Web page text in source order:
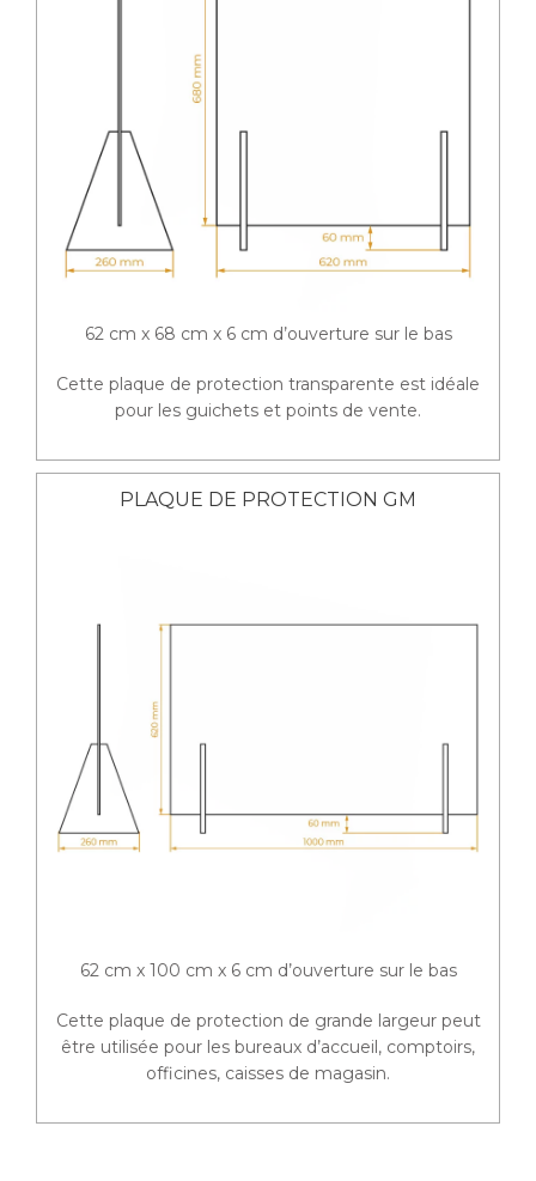
62 cm x 68 cm x 6 cm d’ouverture sur le bas
Cette plaque de protection transparente est idéale
pour les guichets et points de vente.
PLAQUE DE PROTECTION GM
62 cm x 100 cm x 6 cm d’ouverture sur le bas
Cette plaque de protection de grande largeur peut
être utilisée pour les bureaux d’accueil, comptoirs,
officines, caisses de magasin.